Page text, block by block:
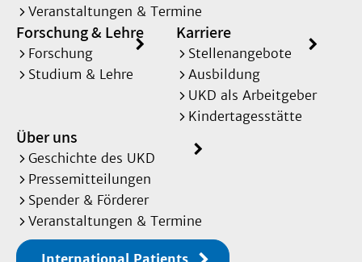
Veranstaltungen & Termine
Forschung & Lehre
Forschung
Studium & Lehre
Karriere
Stellenangebote
Ausbildung
UKD als Arbeitgeber
Kindertagesstätte
Über uns
Geschichte des UKD
Pressemitteilungen
Spender & Förderer
Veranstaltungen & Termine